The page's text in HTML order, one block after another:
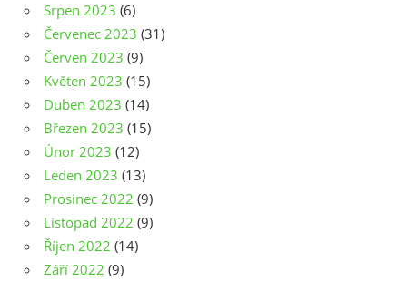
Srpen 2023 (6)
Červenec 2023 (31)
Červen 2023 (9)
Květen 2023 (15)
Duben 2023 (14)
Březen 2023 (15)
Únor 2023 (12)
Leden 2023 (13)
Prosinec 2022 (9)
Listopad 2022 (9)
Říjen 2022 (14)
Září 2022 (9)